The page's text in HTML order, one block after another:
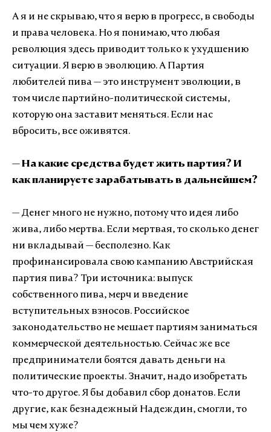
А я и не скрываю, что я верю в прогресс, в свободы
и права человека. Но я понимаю, что любая
революция здесь приводит только к ухудшению
ситуации. Я верю в эволюцию. А Партия
любителей пива — это инструмент эволюции, в
том числе партийно-политической системы,
которую она заставит меняться. Если нас
вбросить, все оживятся.
— На какие средства будет жить партия? И
как планируете зарабатывать в дальнейшем?
— Денег много не нужно, потому что идея либо
жива, либо мертва. Если мертвая, то сколько денег
ни вкладывай — бесполезно. Как
профинансировала свою кампанию Австрийская
партия пива? Три источника: выпуск
собственного пива, мерч и введение
вступительных взносов. Российское
законодательство не мешает партиям заниматься
коммерческой деятельностью. Сейчас же все
предприниматели боятся давать деньги на
политические проекты. Значит, надо изобретать
что-то другое. Я бы добавил сбор донатов. Если
другие, как безнадежный Надеждин, смогли, то
мы чем хуже?